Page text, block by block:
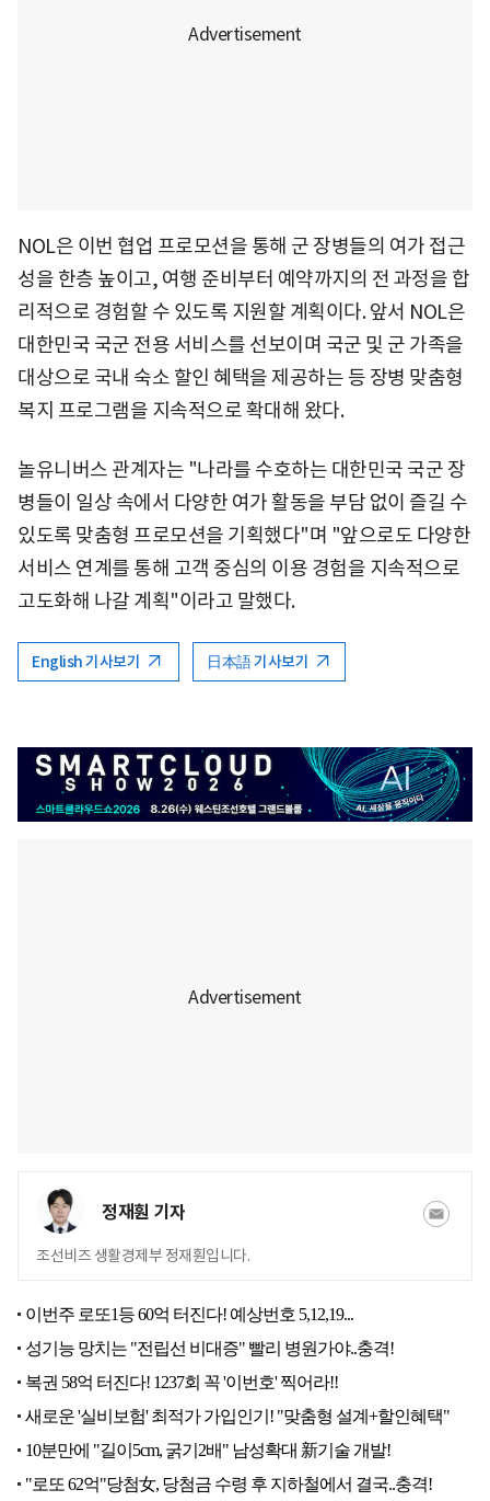
NOL은 이번 협업 프로모션을 통해 군 장병들의 여가 접근
성을 한층 높이고, 여행 준비부터 예약까지의 전 과정을 합
리적으로 경험할 수 있도록 지원할 계획이다. 앞서 NOL은
대한민국 국군 전용 서비스를 선보이며 국군 및 군 가족을
대상으로 국내 숙소 할인 혜택을 제공하는 등 장병 맞춤형
복지 프로그램을 지속적으로 확대해 왔다.
놀유니버스 관계자는 "나라를 수호하는 대한민국 국군 장
병들이 일상 속에서 다양한 여가 활동을 부담 없이 즐길 수
있도록 맞춤형 프로모션을 기획했다"며 "앞으로도 다양한
서비스 연계를 통해 고객 중심의 이용 경험을 지속적으로
고도화해 나갈 계획"이라고 말했다.
English 기사보기 日本語 기사보기
정재훤 기자
조선비즈 생활경제부 정재훤입니다.